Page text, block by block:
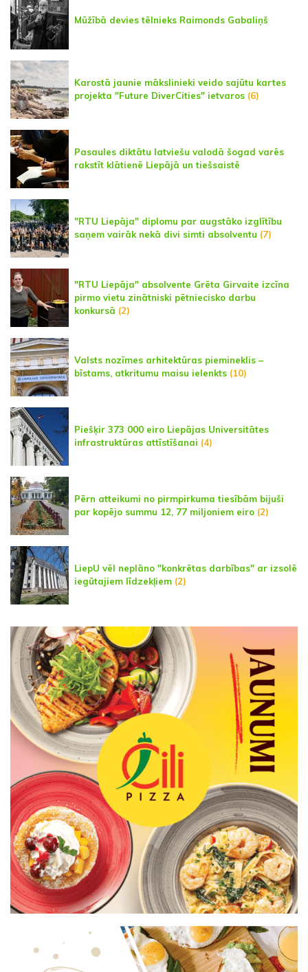
Mūžībā devies tēlnieks Raimonds Gabaliņš
Karostā jaunie mākslinieki veido sajūtu kartes
projekta "Future DiverCities" ietvaros (6)
Pasaules diktātu latviešu valodā šogad varēs
rakstīt klātienē Liepājā un tiešsaistē
"RTU Liepāja" diplomu par augstāko izglītību
saņem vairāk nekā divi simti absolventu (7)
"RTU Liepāja" absolvente Grēta Girvaite izcīna
pirmo vietu zinātniski pētniecisko darbu
konkursā (2)
Valsts nozīmes arhitektūras piemineklis –
bīstams, atkritumu maisu ielenkts (10)
Piešķir 373 000 eiro Liepājas Universitātes
infrastruktūras attīstīšanai (4)
Pērn atteikumi no pirmpirkuma tiesībām bijuši
par kopējo summu 12, 77 miljoniem eiro (2)
LiepU vēl neplāno "konkrētas darbības" ar izsolē
iegūtajiem līdzekļiem (2)